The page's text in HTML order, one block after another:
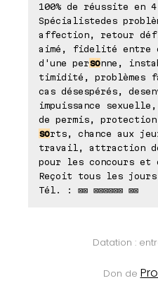
100% de réussite en
Spécialistedes
affection, retour
aimé, fidelité entre
d'une personne,
timidité, problèmes
cas désespérés,
impuissance
de permis,
sorts, chance aux
travail, attraction
pour les concours et
Reçoit tous les jours
Tél. : ⊠⊠ ⊠⊠⊠⊠⊠⊠ ⊠⊠
Datation :
Don de